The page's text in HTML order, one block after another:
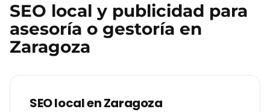
SEO local y publicidad para
asesoría o gestoría en
Zaragoza
SEO local enZaragoza